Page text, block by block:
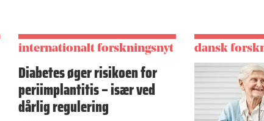
internationalt forskningsnyt
Diabetes øger risikoen for
periimplantitis – især ved
dårlig regulering
dansk